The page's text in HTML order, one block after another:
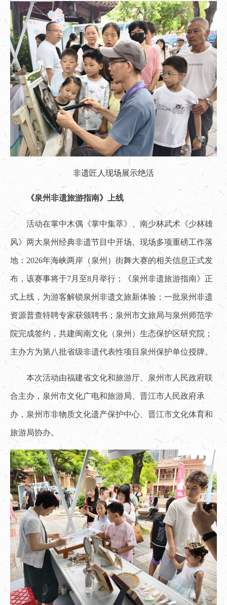
非遗匠人现场展示绝活
《泉州非遗旅游指南》上线
活动在掌中木偶《掌中集萃》、南少林武术《少林雄
风》两大泉州经典非遗节目中开场。现场多项重磅工作落
地：2026年海峡两岸（泉州）街舞大赛的相关信息正式发
布，该赛事将于7月至8月举行；《泉州非遗旅游指南》正
式上线，为游客解锁泉州非遗文旅新体验；一批泉州非遗
资源普查特聘专家获颁聘书；泉州市文旅局与泉州师范学
院完成签约，共建闽南文化（泉州）生态保护区研究院；
主办方为第八批省级非遗代表性项目泉州保护单位授牌。
本次活动由福建省文化和旅游厅、泉州市人民政府联
合主办，泉州市文化广电和旅游局、晋江市人民政府承
办，泉州市非物质文化遗产保护中心、晋江市文化体育和
旅游局协办。